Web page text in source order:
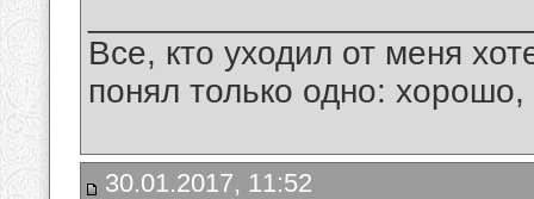
Все, кто уходил от меня
понял только одно:
30.01.2017, 11:52